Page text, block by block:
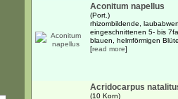
Aconitum napellus
(Port.)
rhizombildende,
eingeschnittenen 5- bis
blauen, helmförmigen
[read more]
Acridocarpus
(10 Korn)